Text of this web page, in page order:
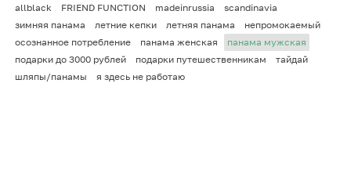
allblack FRIEND FUNCTION madeinrussia
scandinavia
зимняя панама
летние кепки летняя панама
непромокаемый
осознанное потребление
панама женская
панама мужская
подарки до 3000 рублей
подарки путешественникам
тайдай
шляпы/панамы
я здесь не работаю